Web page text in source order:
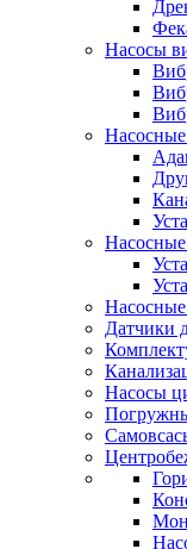
Насосы
Датчики
Насосы